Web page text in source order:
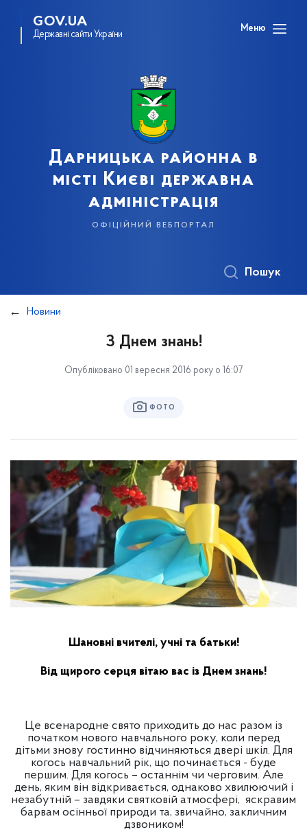
GOV.UA
Державні сайти України
Меню
Дарницька районна в
місті Києві державна
адміністрація
офіційний вебпортал
Пошук
Новини
З Днем знань!
Опубліковано 01 вересня 2016 року о 16:07
ФОТО
Шановні вчителі, учні та батьки!
Від щирого серця вітаю вас із Днем знань!
Це всенародне свято приходить до нас разом із
початком нового навчального року, коли перед
дітьми знову гостинно відчиняються двері шкіл. Для
когось навчальний рік, що починається - буде
першим. Для когось – останнім чи черговим. Але
день, яким він відкривається, однаково хвилюючий і
незабутній – завдяки святковій атмосфері, яскравим
барвам осінньої природи та, звичайно, закличним
дзвоником!